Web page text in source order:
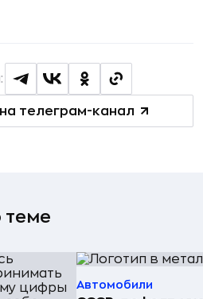
телеграм-канал
теме
Автомобили